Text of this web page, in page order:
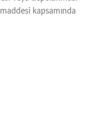
kapsamında